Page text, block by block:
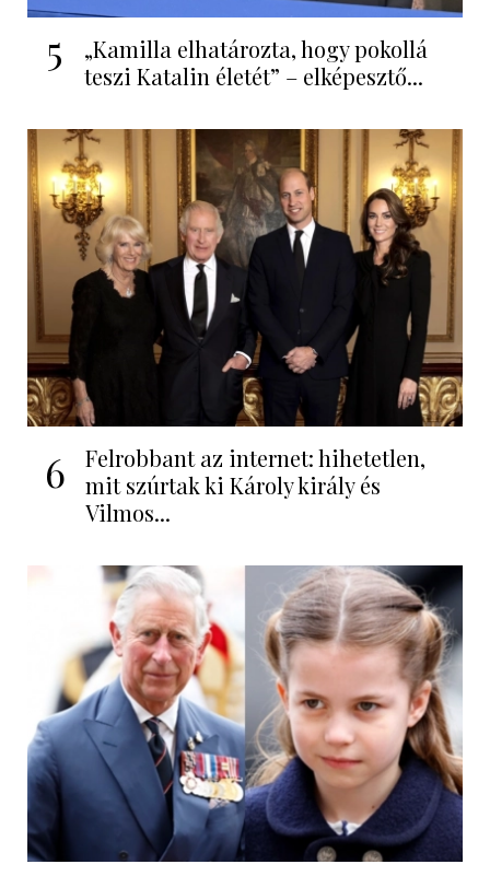
5
„Kamilla elhatározta, hogy pokollá
teszi Katalin életét” – elképesztő...
6
Felrobbant az internet: hihetetlen,
mit szúrtak ki Károly király és
Vilmos...